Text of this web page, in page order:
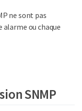
ne sont pas
alarme ou chaque
SNMP